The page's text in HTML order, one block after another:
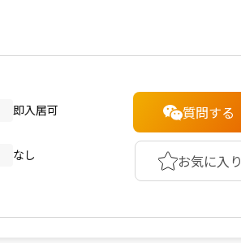
即入居可
なし
質問する
お気に入り